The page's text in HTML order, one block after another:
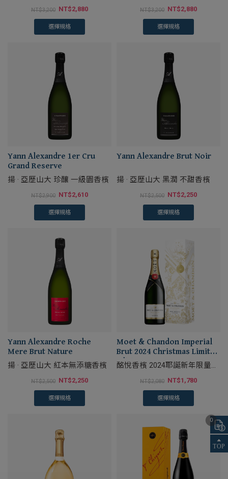
NT$3,200 NT$2,880
選擇規格
NT$3,200 NT$2,880
選擇規格
Yann Alexandre 1er Cru
Grand Reserve
揚 · 亞歷山大 珍釀 一級園香檳
NT$2,900 NT$2,610
選擇規格
Yann Alexandre Brut Noir
揚 · 亞歷山大 黑潤 不甜香檳
NT$2,500 NT$2,250
選擇規格
Yann Alexandre Roche
Mere Brut Nature
揚 · 亞歷山大 紅本無添糖香檳
NT$2,500 NT$2,250
選擇規格
Moet & Chandon Imperial
Brut 2024 Christmas Limited
Edition
酩悅香檳 2024耶誕新年限量禮
NT$2,080 NT$1,780
選擇規格
0